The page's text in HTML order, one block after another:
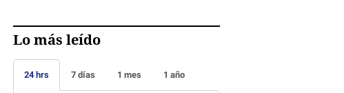
Lo más leído
24 hrs 7 días 1 mes 1 año